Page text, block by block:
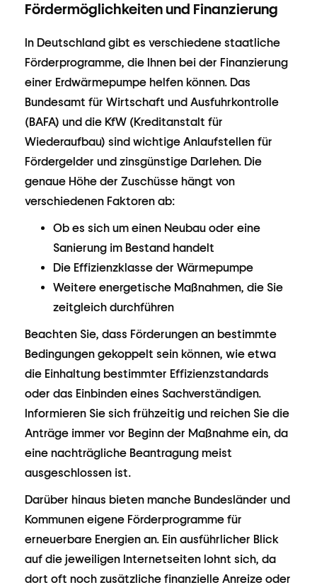
Fördermöglichkeiten und Finanzierung
In Deutschland gibt es verschiedene staatliche
Förderprogramme, die Ihnen bei der Finanzierung
einer Erdwärmepumpe helfen können. Das
Bundesamt für Wirtschaft und Ausfuhrkontrolle
(BAFA) und die KfW (Kreditanstalt für
Wiederaufbau) sind wichtige Anlaufstellen für
Fördergelder und zinsgünstige Darlehen. Die
genaue Höhe der Zuschüsse hängt von
verschiedenen Faktoren ab:
Ob es sich um einen Neubau oder eine
Sanierung im Bestand handelt
Die Effizienzklasse der Wärmepumpe
Weitere energetische Maßnahmen, die Sie
zeitgleich durchführen
Beachten Sie, dass Förderungen an bestimmte
Bedingungen gekoppelt sein können, wie etwa
die Einhaltung bestimmter Effizienzstandards
oder das Einbinden eines Sachverständigen.
Informieren Sie sich frühzeitig und reichen Sie die
Anträge immer vor Beginn der Maßnahme ein, da
eine nachträgliche Beantragung meist
ausgeschlossen ist.
Darüber hinaus bieten manche Bundesländer und
Kommunen eigene Förderprogramme für
erneuerbare Energien an. Ein ausführlicher Blick
auf die jeweiligen Internetseiten lohnt sich, da
dort oft noch zusätzliche finanzielle Anreize oder